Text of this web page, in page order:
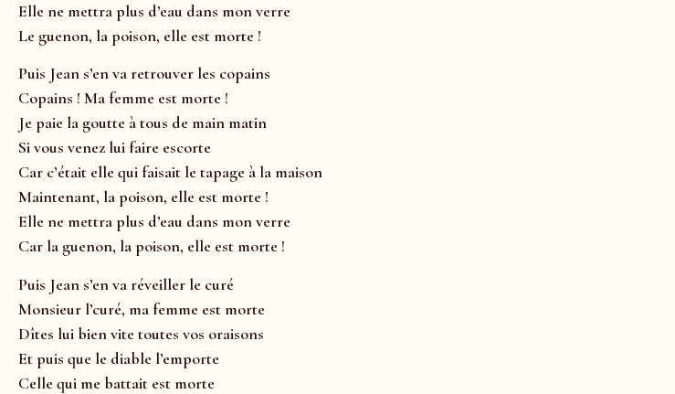
Elle ne mettra plus d’eau dans mon verre
Le guenon, la poison, elle est morte !
Puis Jean s’en va retrouver les copains
Copains ! Ma femme est morte !
Je paie la goutte à tous de main matin
Si vous venez lui faire escorte
Car c’était elle qui faisait le tapage à la maison
Maintenant, la poison, elle est morte !
Elle ne mettra plus d’eau dans mon verre
Car la guenon, la poison, elle est morte !
Puis Jean s’en va réveiller le curé
Monsieur l’curé, ma femme est morte
Dîtes lui bien vite toutes vos oraisons
Et puis que le diable l’emporte
Celle qui me battait est morte